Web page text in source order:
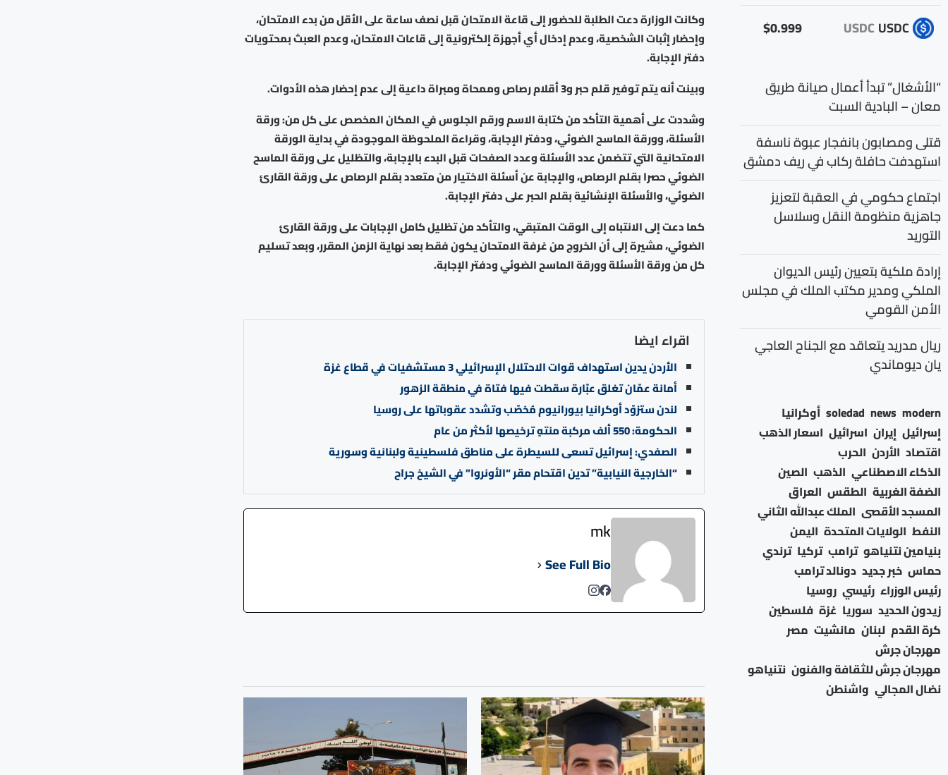
وكانت الوزارة دعت الطلبة للحضور إلى قاعة الامتحان قبل نصف ساعة على الأقل من بدء الامتحان،
وإحضار إثبات الشخصية، وعدم إدخال أي أجهزة إلكترونية إلى قاعات الامتحان، وعدم العبث بمحتويات
دفتر الإجابة.
وبينت أنه يتم توفير قلم حبر و3 أقلام رصاص وممحاة ومبراة داعية إلى عدم إحضار هذه الأدوات.
وشددت على أهمية التأكد من كتابة الاسم ورقم الجلوس في المكان المخصص على كل من: ورقة
الأسئلة، وورقة الماسح الضوئي، ودفتر الإجابة، وقراءة الملحوظة الموجودة في بداية الورقة
الامتحانية التي تتضمن عدد الأسئلة وعدد الصفحات قبل البدء بالإجابة، والتظليل على ورقة الماسح
الضوئي حصرا بقلم الرصاص، والإجابة عن أسئلة الاختيار من متعدد بقلم الرصاص على ورقة القارئ
الضوئي، والأسئلة الإنشائية بقلم الحبر على دفتر الإجابة.
كما دعت إلى الانتباه إلى الوقت المتبقي، والتأكد من تظليل كامل الإجابات على ورقة القارئ
الضوئي، مشيرة إلى أن الخروج من غرفة الامتحان يكون فقط بعد نهاية الزمن المقرر، وبعد تسليم
كل من ورقة الأسئلة وورقة الماسح الضوئي ودفتر الإجابة.
اقراء ايضا
الأردن يدين استهداف قوات الاحتلال الإسرائيلي 3 مستشفيات في قطاع غزة
أمانة عمّان تغلق عبّارة سقطت فيها فتاة في منطقة الزهور
لندن ستزوّد أوكرانيا بيورانيوم مُخصّب وتشدد عقوباتها على روسيا
الحكومة: 550 ألف مركبة منتهٍ ترخيصها لأكثر من عام
الصفدي: إسرائيل تسعى للسيطرة على مناطق فلسطينية ولبنانية وسورية
“الخارجية النيابية” تدين اقتحام مقر “الأونروا” في الشيخ جراح
mk
See Full Bio
USDC
USDC
$0.999
“الأشغال” تبدأ أعمال صيانة طريق
معان – البادية السبت
قتلى ومصابون بانفجار عبوة ناسفة
استهدفت حافلة ركاب في ريف دمشق
اجتماع حكومي في العقبة لتعزيز
جاهزية منظومة النقل وسلاسل
التوريد
إرادة ملكية بتعيين رئيس الديوان
الملكي ومدير مكتب الملك في مجلس
الأمن القومي
ريال مدريد يتعاقد مع الجناح العاجي
يان ديوماندي
modern
news
soledad أوكرانيا
إسرائيل إيران اسرائيل اسعار الذهب
اقتصاد الأردن الحرب
الذكاء الاصطناعي الذهب الصين
الضفة الغربية الطقس العراق
المسجد الأقصى الملك عبدالله الثاني
النفط الولايات المتحدة اليمن
بنيامين نتنياهو ترامب تركيا ترندي
حماس خبر جديد دونالد ترامب
رئيس الوزراء رئيسي روسيا
زيدون الحديد سوريا غزة فلسطين
كرة القدم لبنان مانشيت مصر
مهرجان جرش
مهرجان جرش للثقافة والفنون نتنياهو
نضال المجالي واشنطن